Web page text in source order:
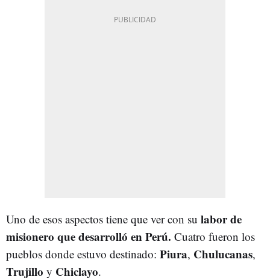
Uno de esos aspectos tiene que ver con su labor de
misionero que desarrolló en Perú. Cuatro fueron los
pueblos donde estuvo destinado: Piura, Chulucanas,
Trujillo y Chiclayo.